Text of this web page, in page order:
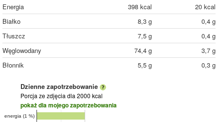
Energia 398 kcal
20 kcal
Białko
8,3 g
0,4 g
Tłuszcz
7,5 g
0,4 g
Węglowodany
74,4 g
3,7 g
Błonnik
5,5 g 0,3 g
Dzienne zapotrzebowanie
Porcja ze zdjęcia dla 2000 kcal
pokaż dla mojego zapotrzebowania
energia (1 %)